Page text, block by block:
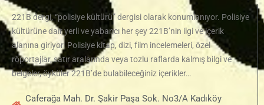
221B dergi, “polisiye kültürü” dergisi olarak konumlanıyor. Polisiye
kültürüne dair yerli ve yabancı her şey 221B’nin ilgi ve içerik
alanına giriyor. Polisiye kitap, dizi, film incelemeleri, özel
röportajlar, satır aralarında veya tozlu raflarda kalmış bilgi ve
belgeler, öyküler 221B’de bulabileceğiniz içerikler…
Caferağa Mah. Dr. Şakir Paşa Sok. No3/A Kadıköy